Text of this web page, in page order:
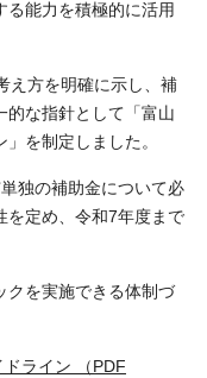
る能力を積極的に活用
え方を明確に示し、補
的な指針として「富山
を制定しました。
独の補助金について必
を定め、令和7年度まで
クを実施できる体制づ
ライン （PDF